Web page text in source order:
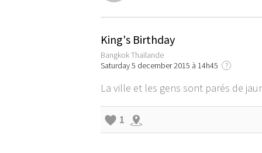
King's Birthday
Bangkok Thaïlande
Saturday 5 december 2015 à 14h45
?
La ville et les gens sont parés de
1